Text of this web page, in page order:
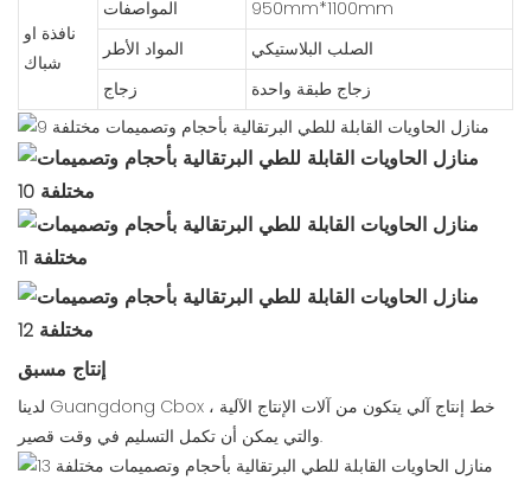
نافذة او
شباك
المواصفات
950mm*1100mm
المواد الأطر
الصلب البلاستيكي
زجاج
زجاج طبقة واحدة
إنتاج مسبق
لدينا Guangdong Cbox خط إنتاج آلي يتكون من آلات الإنتاج الآلية ،
والتي يمكن أن تكمل التسليم في وقت قصير.